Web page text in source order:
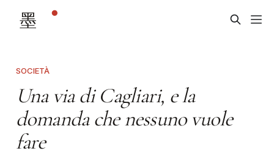
SOCIETÀ
Una via di Cagliari, e la
domanda che nessuno vuole
fare